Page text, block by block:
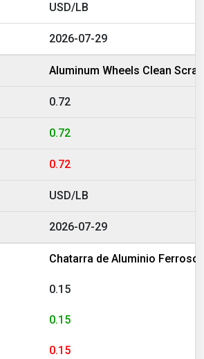
USD/LB
2026-07-29
Aluminum Wheels Clean Scrap
0.72
0.72
0.72
USD/LB
2026-07-29
Chatarra de Aluminio Ferroso
0.15
0.15
0.15